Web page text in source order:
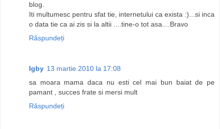
blog.
Iti multumesc pentru sfat tie, internetului ca exista :)...si inca
o data tie ca ai zis si la altii ....tine-o tot asa....Bravo
Răspundeți
Igby 13 martie 2010 la 17:08
sa moara mama daca nu esti cel mai bun baiat de pe
pamant , succes frate si mersi mult
Răspundeți